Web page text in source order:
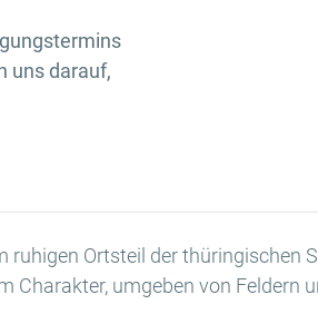
uns darauf,
Ortsteil der thüringischen
umgeben von Feldern